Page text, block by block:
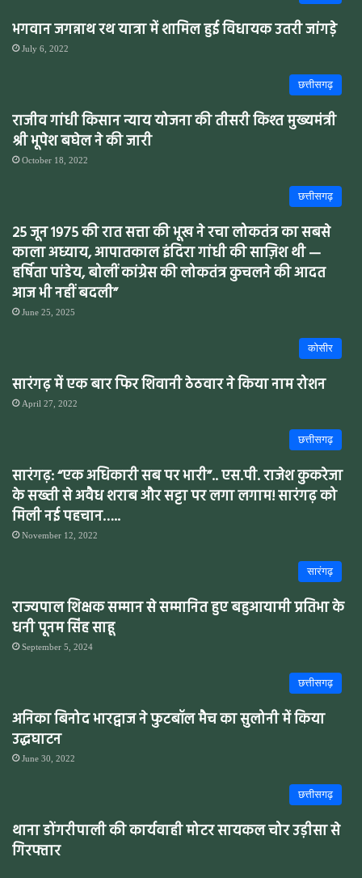
भगवान जगन्नाथ रथ यात्रा में शामिल हुई विधायक उतरी जांगड़े
July 6, 2022
छत्तीसगढ़
राजीव गांधी किसान न्याय योजना की तीसरी किश्त मुख्यमंत्री
श्री भूपेश बघेल ने की जारी
October 18, 2022
छत्तीसगढ़
25 जून 1975 की रात सत्ता की भूख ने रचा लोकतंत्र का सबसे
काला अध्याय, आपातकाल इंदिरा गांधी की साज़िश थी —
हर्षिता पांडेय, बोलीं कांग्रेस की लोकतंत्र कुचलने की आदत
आज भी नहीं बदली”
June 25, 2025
कोसीर
सारंगढ़ में एक बार फिर शिवानी ठेठवार ने किया नाम रोशन
April 27, 2022
छत्तीसगढ़
सारंगढ़: “एक अधिकारी सब पर भारी”.. एस.पी. राजेश कुकरेजा
के सख्ती से अवैध शराब और सट्टा पर लगा लगाम! सारंगढ़ को
मिली नई पहचान…..
November 12, 2022
सारंगढ़
राज्यपाल शिक्षक सम्मान से सम्मानित हुए बहुआयामी प्रतिभा के
धनी पूनम सिंह साहू
September 5, 2024
छत्तीसगढ़
अनिका बिनोद भारद्वाज ने फुटबॉल मैच का सुलोनी में किया
उद्धघाटन
June 30, 2022
छत्तीसगढ़
थाना डोंगरीपाली की कार्यवाही मोटर सायकल चोर उड़ीसा से
गिरफ्तार